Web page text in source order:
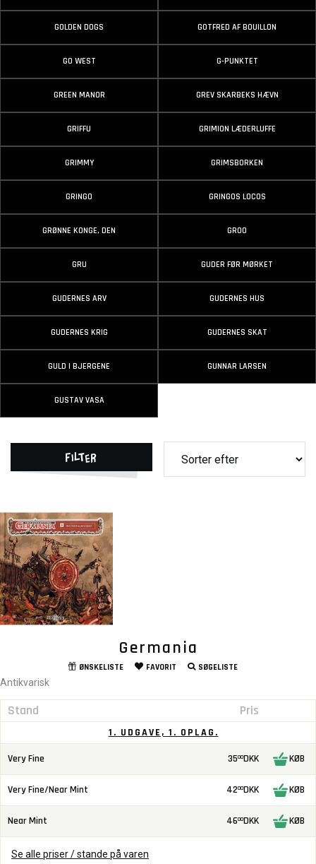
GOLDEN DOGS GOTFRED AF BOUILLON
GO WEST G-PUNKTET
GREEN MANOR GREV SKARBEKS HÆVN
GRIFFU GRIMION LÆDERLUFFE
GRIMMY GRIMSBORKEN
GRINGO GRINGOS LOCOS
GRØNNE KONGE, DEN GROO
GRU GUDER FØR MØRKET
GUDERNES ARV GUDERNES HUS
GUDERNES KRIG GUDERNES SKAT
GULD I BJERGENE GUNNAR LARSEN
GUSTAV VASA
Filter
Germania
ØNSKELISTE FAVORIT SØGELISTE
Antikvarisk
Stand Pris
1. UDGAVE, 1. OPLAG.
Very Fine 3500DKK KØB
Very Fine/Near Mint 4200DKK KØB
Near Mint 4600DKK KØB
Se alle priser / stande på varen